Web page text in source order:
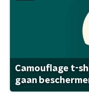
Camouflage t-
gaan